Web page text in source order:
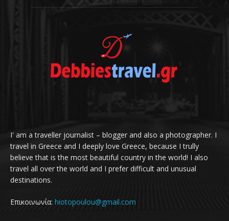
I' am a traveller journalist – blogger and also a photographer. I
travel in Greece and I deeply love Greece, because I trully
believe that is the most beautiful country in the world! I also
travel all over the world and I prefer difficult and unusual
destinations.
Επικοινωνία: hiotopoulou@gmail.com